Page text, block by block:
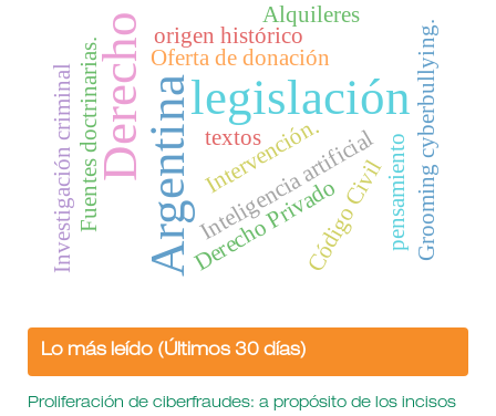
legislación
Argentina
Derecho
Inteligencia artificialpensamientoGrooming cyberbullying.
Código Civil
Oferta de donación
Intervención.
Fuentes doctrinarias. Derecho Privado
origen histórico
Alquileres
Investigación criminal textos
Lo más leído (Últimos 30 días)
Proliferación de ciberfraudes: a propósito de los incisos